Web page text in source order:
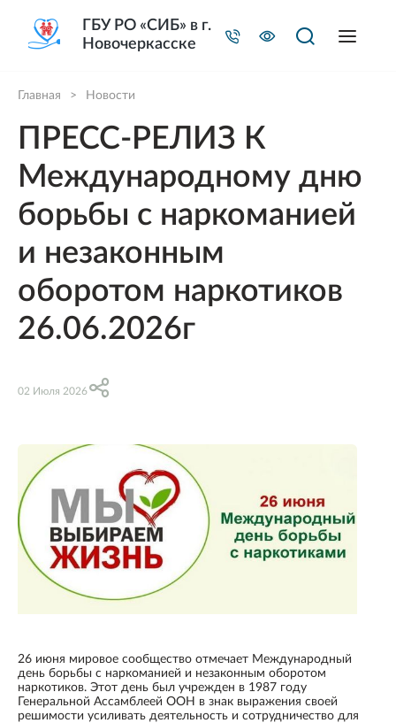
Главная > Новости
ПРЕСС-РЕЛИЗ К
Международному дню
борьбы с наркоманией
и незаконным
оборотом наркотиков
26.06.2026г
02 Июля 2026
26 июня мировое сообщество отмечает Международный
день борьбы с наркоманией и незаконным оборотом
наркотиков. Этот день был учрежден в 1987 году
Генеральной Ассамблеей ООН в знак выражения своей
решимости усиливать деятельность и сотрудничество для
ГБУ РО «СИБ» в г.
Новочеркасске